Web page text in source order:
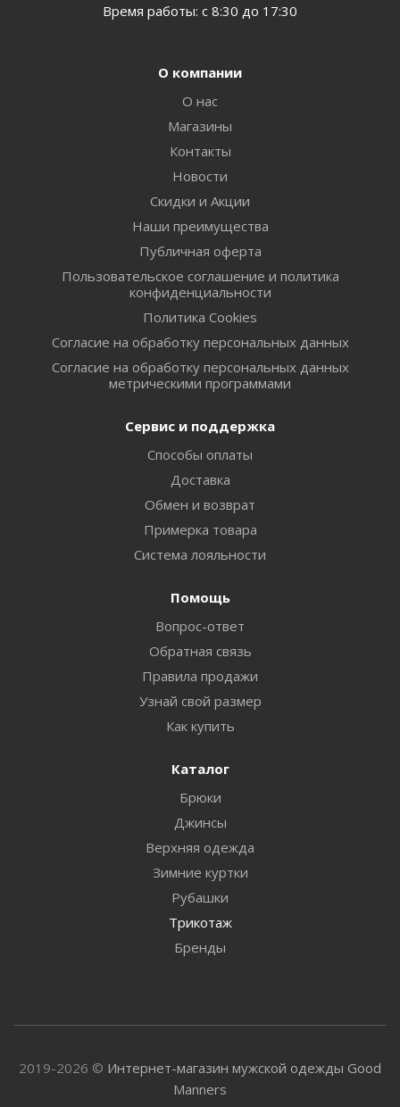
Время работы: с 8:30 до 17:30
О компании
О нас
Магазины
Контакты
Новости
Скидки и Акции
Наши преимущества
Публичная оферта
Пользовательское соглашение и политика
конфиденциальности
Политика Cookies
Согласие на обработку персональных данных
Согласие на обработку персональных данных
метрическими программами
Сервис и поддержка
Способы оплаты
Доставка
Обмен и возврат
Примерка товара
Система лояльности
Помощь
Вопрос-ответ
Обратная связь
Правила продажи
Узнай свой размер
Как купить
Каталог
Брюки
Джинсы
Верхняя одежда
Зимние куртки
Рубашки
Трикотаж
Бренды
2019-2026 © Интернет-магазин мужской одежды Good
Manners